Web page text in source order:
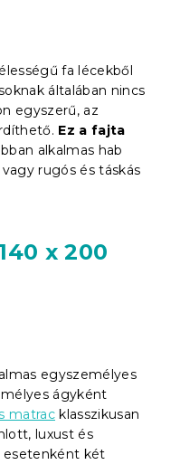
fa lécekből
általában nincs
egyszerű, az
Ez a fajta
alkalmas hab
rugós és táskás
x 200
egyszemélyes
ágyként
matrac klasszikusan
luxust és
két